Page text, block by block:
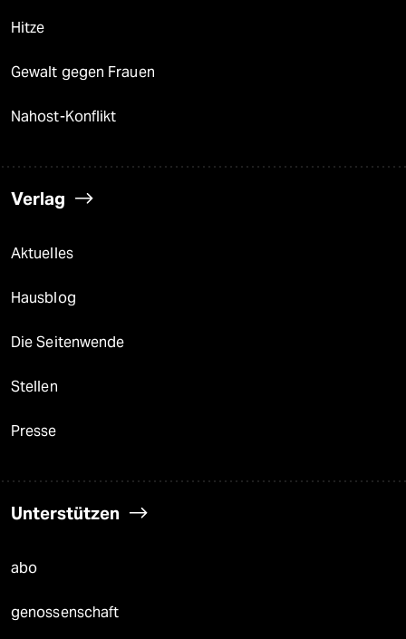
Hitze
Gewalt gegen Frauen
Nahost-Konflikt
Verlag
Aktuelles
Hausblog
Die Seitenwende
Stellen
Presse
Unterstützen
abo
genossenschaft